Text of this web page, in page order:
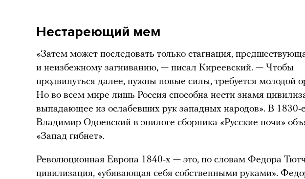
Нестареющий мем
«Затем может последовать только стагнация,
и неизбежному загниванию, — писал Киреевский. — Чтобы
продвинуться далее, нужны новые силы, требуется молодой
Но во всем мире лишь Россия способна нести знамя
выпадающее из ослабевших рук западных народов». В 1830-
Владимир Одоевский в эпилоге сборника «Русские ночи»
«Запад гибнет».
Революционная Европа 1840-х — это, по словам Федора
цивилизация, «убивающая себя собственными руками».